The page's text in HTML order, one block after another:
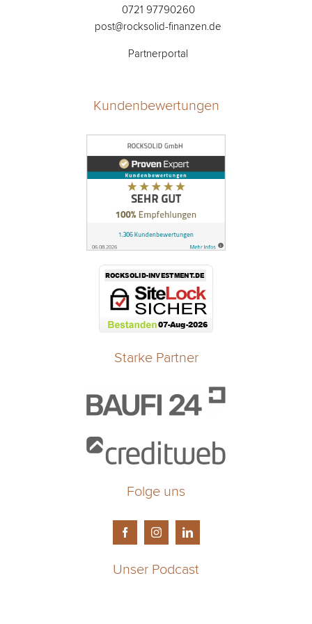
0721 97790260
post@rocksolid-finanzen.de
Partnerportal
Kundenbewertungen
Starke Partner
Folge uns
Unser Podcast